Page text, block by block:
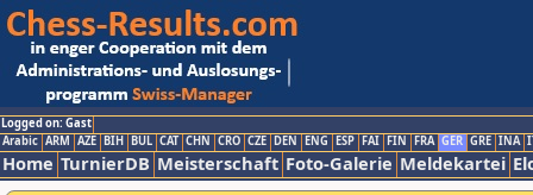
Logged on: Gast
Arabic ARM AZE BIH BUL CAT CHN CRO CZE DEN ENG ESP FAI FIN FRA GER GRE INA
Home TurnierDB Meisterschaft Foto-Galerie Meldekartei